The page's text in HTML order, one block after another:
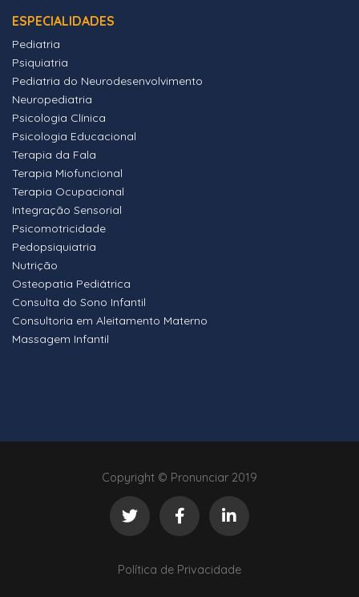
ESPECIALIDADES
Pediatria
Psiquiatria
Pediatria do Neurodesenvolvimento
Neuropediatria
Psicologia Clínica
Psicologia Educacional
Terapia da Fala
Terapia Miofuncional
Terapia Ocupacional
Integração Sensorial
Psicomotricidade
Pedopsiquiatria
Nutrição
Osteopatia Pediátrica
Consulta do Sono Infantil
Consultoria em Aleitamento Materno
Massagem Infantil
Copyright © Pronunciar 2019
Política de Privacidade